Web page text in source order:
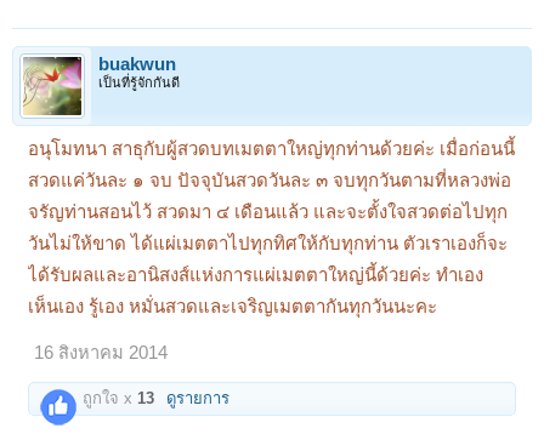
ไม่ค่อยรวย เจ็กรวย พอบ่าย ๓ โมงสวดเลย
เราเลยบอกว่าอาม้า "พระอาม้าพูดได้ตอนไหน"
ยายนาค "มันพูดกลางคืนไม่พูดกลางวัน"
หลวงพ่อ "ทำไมพูดกลางคืนล่ะ"
ยายนาค "เวลาขโมยเข้ามามันพูดว่ะ มันสวดมนต์อั๊วตื่นหมดขโมยเอาอะไร
ไปไม่ได้ มันเป็นเทวดา ก็ได้ความอย่างนี้
ในเวลากาลต่อมา แม่ชีก้อนทองสวดมนต์ อาตมาก็ถามสวดยังไง สวดอย่าง
นี้ อาตมาไม่แน่ใจ ก็ไปซื้อตำรา ถามที่เสาชิงช้าว่า มหาเมตตาใหญ่มีไหม
บอกว่าไม่มี อาตมาเลยเข้าไปที่วัดสุทัศน์ฯ ไปหาพระครูปลัด เดี๋ยวนี้เป็นเจ้า
คุณไปแล้ว เจ้าคุณอะไรจำไม่ได้เสียแล้ว เป็นพระครูปลัดของ สมเด็จพุฒา
จารย์ องค์เก่า (พุฒาจารย์โสม) บอกขอยืมหนังสือพุทธาภิเษก ฉบับ สมเด็จ
พระสังฆราชแพ จะเอาไปสอบขอยืมวันเดียวครับ เดี๋ยวเสร็จผมจะมาส่ง เลย
ให้แม่ชีก้อนทองว่าให้ฟัง ๓ ช.ม. จบ ๓ ช.ม. ต่อท้ายมหาพุทธาภิเษกตัวเดียว
ไม่ผิดเลย อันนี้เชื่อได้ ๘๐ เปอร์เซ็นต์แล้ว
เมื่อก่อนนี้แกอ่านหนังสือไม่ออก แล้วจะไปท่องได้อย่างไร อาตมายังไม่ได้
buakwun
เป็นที่รู้จักกันดี
อนุโมทนา สาธุกับผู้สวดบทเมตตาใหญ่ทุกท่านด้วยค่ะ เมื่อก่อนนี้
สวดแค่วันละ ๑ จบ ปัจจุบันสวดวันละ ๓ จบทุกวันตามที่หลวงพ่อ
จรัญท่านสอนไว้ สวดมา ๔ เดือนแล้ว และจะตั้งใจสวดต่อไปทุก
วันไม่ให้ขาด ได้แผ่เมตตาไปทุกทิศให้กับทุกท่าน ตัวเราเองก็จะ
ได้รับผลและอานิสงส์แห่งการแผ่เมตตาใหญ่นี้ด้วยค่ะ ทำเอง
เห็นเอง รู้เอง หมั่นสวดและเจริญเมตตากันทุกวันนะคะ
16 สิงหาคม 2014
ถูกใจ x 13 ดูรายการ